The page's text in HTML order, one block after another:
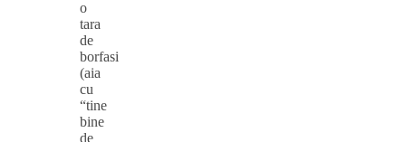
o
tara
de
borfasi
(aia
cu
“tine
bine
de